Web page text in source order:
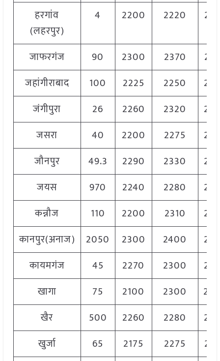
हरगांव
(लहरपुर)
4 2200 2220
जाफरगंज 90 2300 2370
जहांगीराबाद
100 2225 2250
जंगीपुरा
26 2260 2320
जसरा
40 2200 2275
जौनपुर
49.3 2290 2330
जयस
970 2240 2280
कन्नौज
110 2200 2310
कानपुर(अनाज)
2050 2300 2400
कायमगंज
45 2270 2300
खागा
75 2100 2300
खैर
500 2260 2280
खुर्जा
65 2175 2275